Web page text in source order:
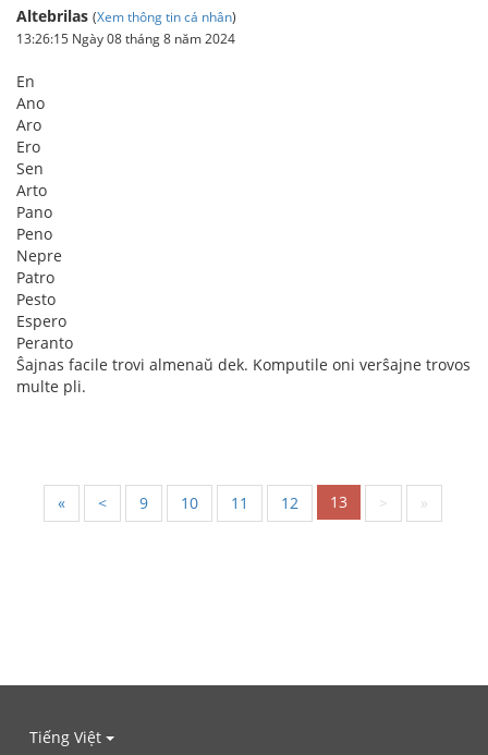
Altebrilas (Xem thông tin cá nhân)
13:26:15 Ngày 08 tháng 8 năm 2024
En
Ano
Aro
Ero
Sen
Arto
Pano
Peno
Nepre
Patro
Pesto
Espero
Peranto
Ŝajnas facile trovi almenaŭ dek. Komputile oni verŝajne trovos
multe pli.
« < 9 10 11 12 13 > »
Tiếng Việt